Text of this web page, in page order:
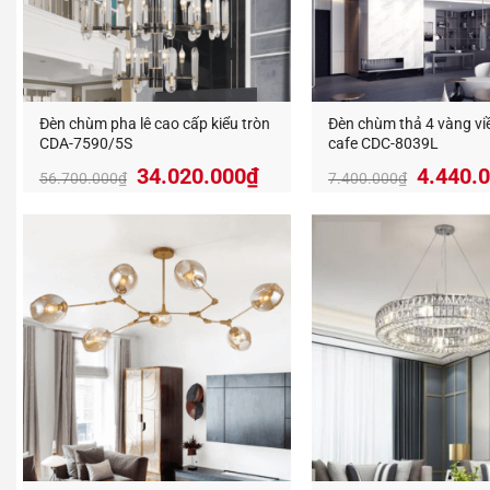
và sản
Liên
Đèn
thị
An An
Địa Chỉ:
Đèn chùm pha lê cao cấp kiểu tròn
CDA-7590/5S
56.700.000₫ Giá
là:
56.700.000₫.
34.020.000₫Giá
hiện
tại
Đèn chùm thả 4 vàng
cafe CDC-8039L
7.400.000₫ Giá
là: